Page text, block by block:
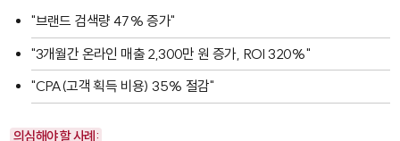
"브랜드 검색량 47% 증가"
"3개월간 온라인 매출 2,300만 원 증가, ROI 320%"
"CPA(고객 획득 비용) 35% 절감"
의심해야 할 사례: